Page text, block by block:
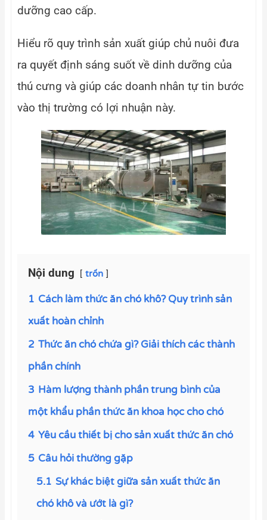
dưỡng cao cấp.
Hiểu rõ quy trình sản xuất giúp chủ nuôi đưa
ra quyết định sáng suốt về dinh dưỡng của
thú cưng và giúp các doanh nhân tự tin bước
vào thị trường có lợi nhuận này.
Nội dung trốn
1 Cách làm thức ăn chó khô? Quy trình sản
xuất hoàn chỉnh
2 Thức ăn chó chứa gì? Giải thích các thành
phần chính
3 Hàm lượng thành phần trung bình của
một khẩu phần thức ăn khoa học cho chó
4 Yêu cầu thiết bị cho sản xuất thức ăn chó
5 Câu hỏi thường gặp
5.1 Sự khác biệt giữa sản xuất thức ăn
chó khô và ướt là gì?